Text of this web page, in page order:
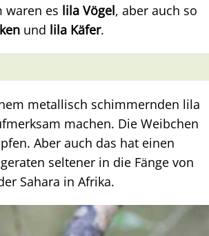
waren es lila Vögel, aber auch so
und lila Käfer.
metallisch schimmernden lila
machen. Die Weibchen
Aber auch das hat einen
seltener in die Fänge von
Sahara in Afrika.